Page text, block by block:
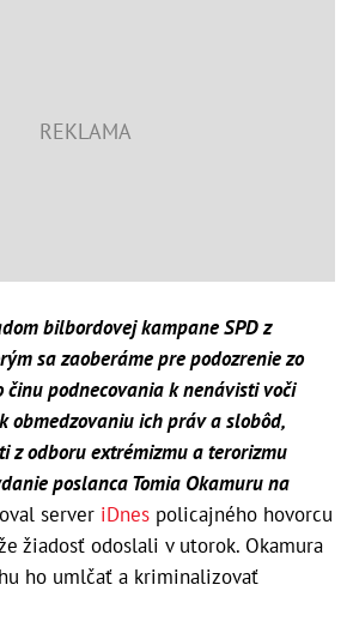
bilbordovej kampane SPD z
sa zaoberáme pre podozrenie zo
podnecovania k nenávisti voči
obmedzovaniu ich práv a slobôd,
z odboru extrémizmu a terorizmu
poslanca Tomia Okamuru na
server iDnes policajného hovorcu
žiadosť odoslali v utorok. Okamura
ho umlčať a kriminalizovať